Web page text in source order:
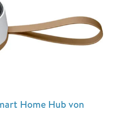
Home Hub von